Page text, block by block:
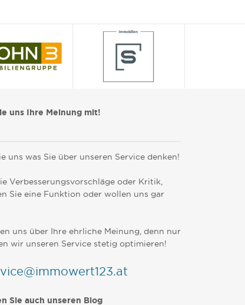
uns Ihre Meinung mit!
uns was Sie über unseren Service denken!
Verbesserungsvorschläge oder Kritik,
Sie eine Funktion oder wollen uns gar
uns über Ihre ehrliche Meinung, denn nur
wir unseren Service stetig optimieren!
Sie auch unseren Blog